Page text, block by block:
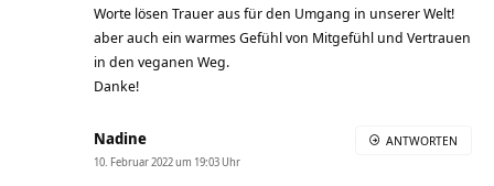
Worte lösen Trauer aus für den Umgang in unserer Welt!
aber auch ein warmes Gefühl von Mitgefühl und Vertrauen
in den veganen Weg.
Danke!
Nadine
10. Februar 2022 um 19:03 Uhr
ANTWORTEN